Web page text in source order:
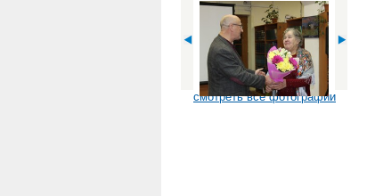
смотреть все фотографии